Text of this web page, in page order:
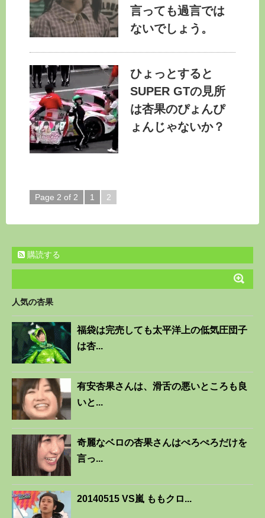
言っても過言では
ないでしょう。
ひょっとすると
SUPER GTの見所
は杏果のぴょんぴ
ょんじゃないか？
Page 2 of 2 1 2
購読する
人気の杏果
福袋は完売しても太平洋上の低気圧団子
は杏...
有安杏果さんは、滑舌の悪いところも良
いと...
奇麗なベロの杏果さんはぺろぺろだけを
言っ...
20140515 VS嵐 ももクロ...